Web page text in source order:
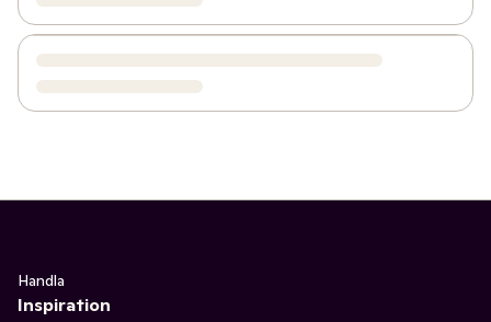
Handla
Inspiration